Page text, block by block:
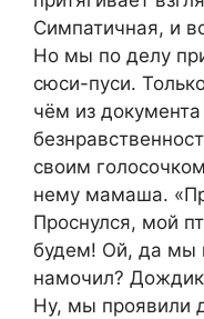
Симпатичная, и
Но мы по делу
сюси-пуси.
чём из
своим
нему мамаша.
Проснулся, мой
будем! Ой, да мы
намочил?
Ну, мы проявили